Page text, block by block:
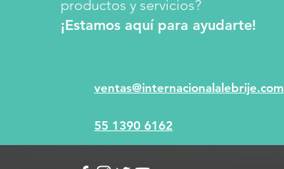
productos y servicios?
¡Estamos aquí para ayudarte!
ventas@internacionalalebrije.com
55 1390 6162